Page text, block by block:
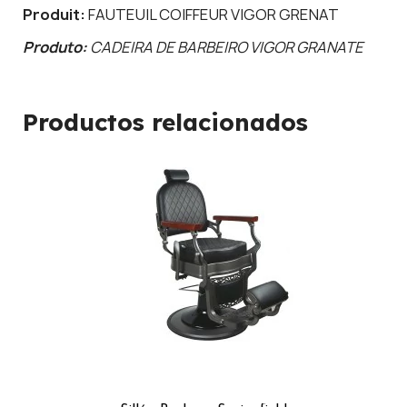
Produit:FAUTEUIL COIFFEUR VIGOR GRENAT
Produto: CADEIRA DE BARBEIRO VIGOR GRANATE
Productos relacionados